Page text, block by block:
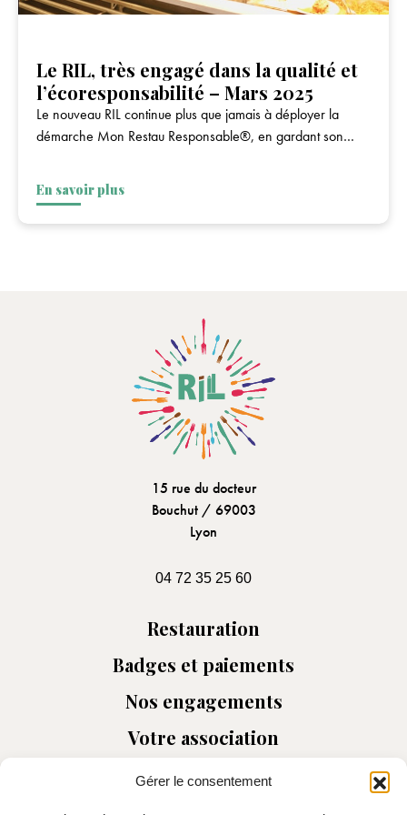
Gérer le consentement
Le RIL, très engagé dans la qualité et
l’écoresponsabilité – Mars 2025
Le nouveau RIL continue plus que jamais à déployer la
démarche Mon Restau Responsable®, en gardant son
en impliquant l’équipe dans les enjeux majeurs.
En savoir plus
15 rue du docteur
Bouchut / 69003
Lyon
04 72 35 25 60
Restauration
Badges et paiements
Nos engagements
Votre association
Mentions légales